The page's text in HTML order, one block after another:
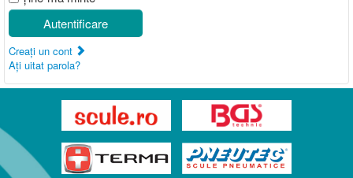
Autentificare
Creaţi un cont
Aţi uitat parola?